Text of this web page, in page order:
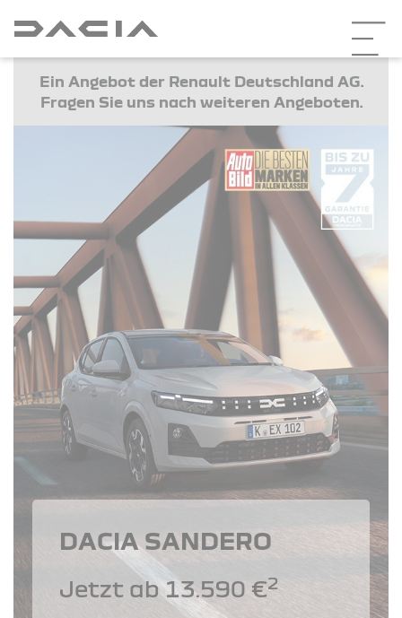
Ein Angebot der Renault Deutschland AG.
Fragen Sie uns nach weiteren Angeboten.
DACIA SANDERO
Jetzt ab 13.590 €2